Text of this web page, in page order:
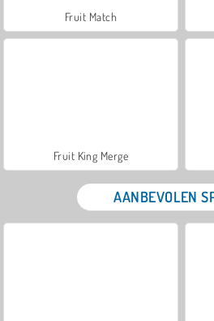
Fruit Match
Fruit King Merge
AANBEVOLEN